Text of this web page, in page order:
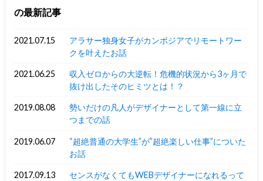
の最新記事
2021.07.15
アラサー独身女子がカンボジアでリモートワー
クを叶えたお話
2021.06.25
収入ゼロからの大逆転！危機的状況から3ヶ月で
抜け出したそのヒミツとは！？
2019.08.08
勢いだけの凡人がデザイナーとして第一線に立
つまでの話
2019.06.07
“超絶普通の大学生”が”超絶楽しい仕事”についた
お話
2017.09.13
センスがなくてもWEBデザイナーになれるって